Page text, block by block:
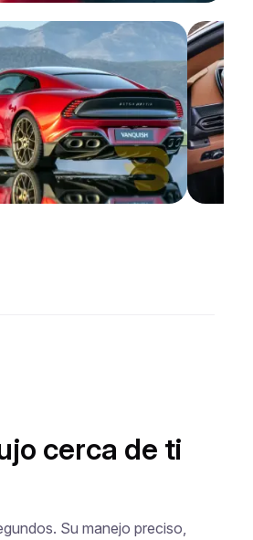
cerca de ti
Su manejo preciso,